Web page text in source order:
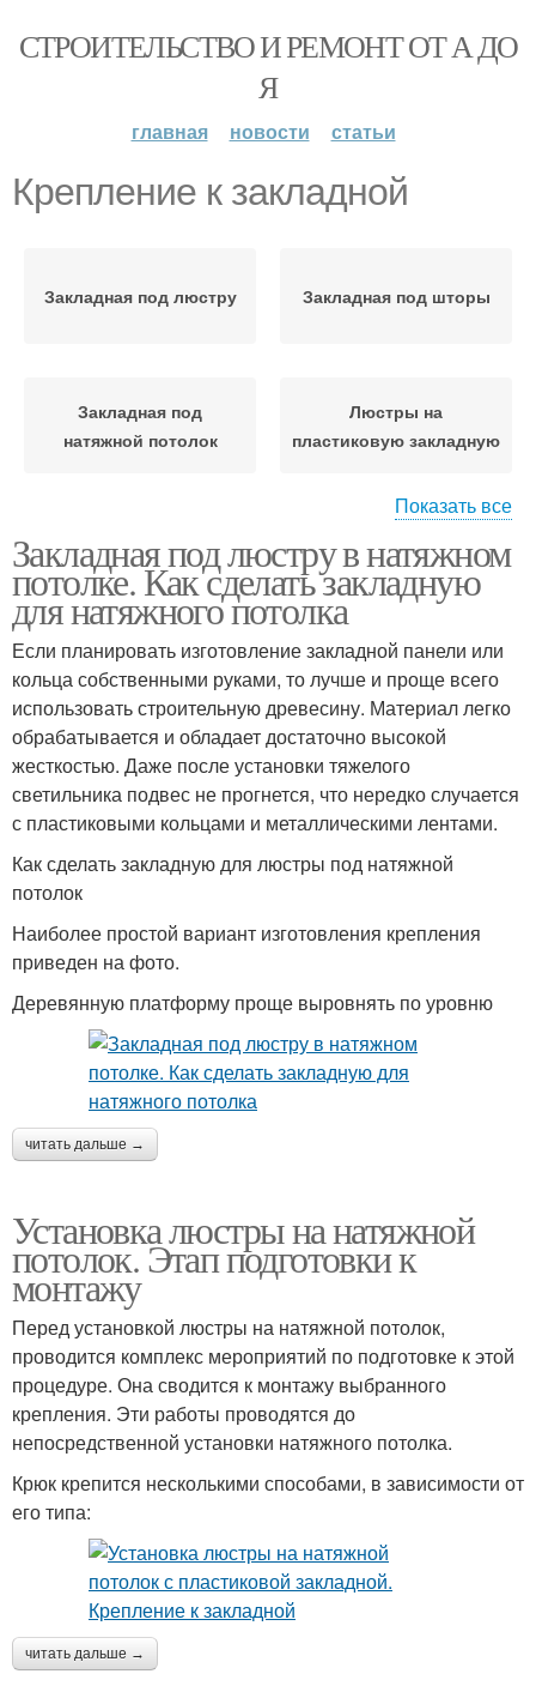
СТРОИТЕЛЬСТВО И РЕМОНТ ОТ А ДО
Я
главная новости статьи
Крепление к закладной
Закладная под люстру Закладная под шторы
Закладная под
натяжной потолок
Люстры на
пластиковую закладную
натяжной потолок
закладной
Потолок без закладной
Требования к
креплению
Показать все
Закладная под люстру в натяжном
потолке. Как сделать закладную
для натяжного потолка
Если планировать изготовление закладной панели или
кольца собственными руками, то лучше и проще всего
использовать строительную древесину. Материал легко
обрабатывается и обладает достаточно высокой
жесткостью. Даже после установки тяжелого
светильника подвес не прогнется, что нередко случается
с пластиковыми кольцами и металлическими лентами.
Как сделать закладную для люстры под натяжной
потолок
Наиболее простой вариант изготовления крепления
приведен на фото.
Деревянную платформу проще выровнять по уровню
читать дальше →
Установка люстры на натяжной
потолок. Этап подготовки к
монтажу
Перед установкой люстры на натяжной потолок,
проводится комплекс мероприятий по подготовке к этой
процедуре. Она сводится к монтажу выбранного
крепления. Эти работы проводятся до
непосредственной установки натяжного потолка.
Крюк крепится несколькими способами, в зависимости от
его типа:
читать дальше →